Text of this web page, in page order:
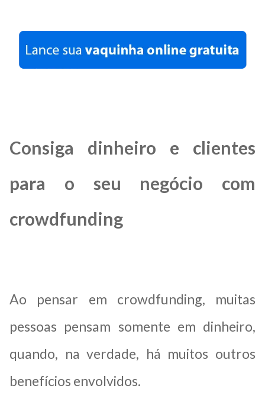
Consiga dinheiro e clientes
para o seu negócio com
crowdfunding
Ao pensar em crowdfunding, muitas
pessoas pensam somente em dinheiro,
quando, na verdade, há muitos outros
benefícios envolvidos.